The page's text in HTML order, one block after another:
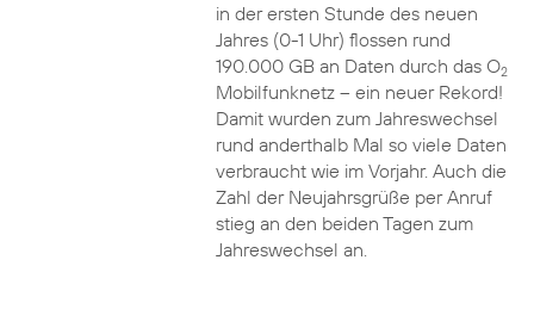
in der ersten Stunde des neuen
Jahres (0-1 Uhr) flossen rund
190.000 GB an Daten durch das O2
Mobilfunknetz – ein neuer Rekord!
Damit wurden zum Jahreswechsel
rund anderthalb Mal so viele Daten
verbraucht wie im Vorjahr. Auch die
Zahl der Neujahrsgrüße per Anruf
stieg an den beiden Tagen zum
Jahreswechsel an.